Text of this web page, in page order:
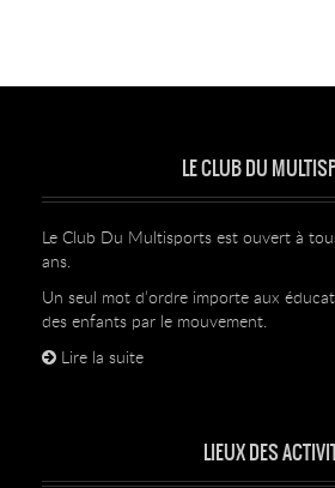
LE CLUB DU
Le Club Du Multisports est ouvert à
ans.
Un seul mot d’ordre importe aux
des enfants par le mouvement.
Lire la suite
LIEUX DES